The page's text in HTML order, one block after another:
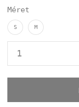
Méret
S M